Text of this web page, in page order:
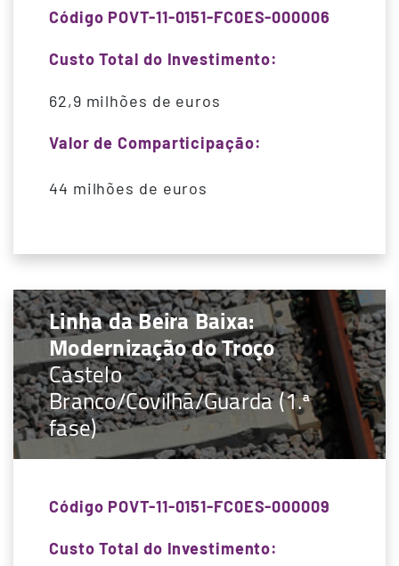
Código POVT-11-0151-FC0ES-000006
Custo Total do Investimento:
62,9 milhões de euros
Valor de Comparticipação:
44 milhões de euros
Linha da Beira Baixa:
Modernização do Troço
Castelo
Branco/Covilhã/Guarda (1.ª
fase)
Código POVT-11-0151-FC0ES-000009
Custo Total do Investimento: